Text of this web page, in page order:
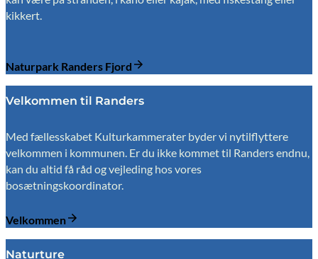
kikkert.
Naturpark Randers Fjord
Velkommen til Randers
Med fællesskabet Kulturkammerater byder vi nytilflyttere
velkommen i kommunen. Er du ikke kommet til Randers endnu,
kan du altid få råd og vejleding hos vores
bosætningskoordinator.
Velkommen
Naturture